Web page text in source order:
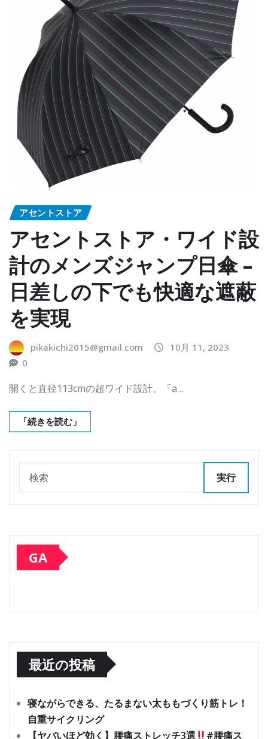
アセントストア
アセントストア・ワイド設
計のメンズジャンプ日傘 –
日差しの下でも快適な遮蔽
を実現
pikakichi2015@gmail.com
10月 11, 2023
0
開くと直径113cmの超ワイド設計。「a…
「続きを読む」
実行
GA
最近の投稿
寝ながらできる、たるまない太ももづくり筋トレ！
自重サイクリング
【ヤバいほど効く】腰痛ストレッチ3選
#腰痛ス